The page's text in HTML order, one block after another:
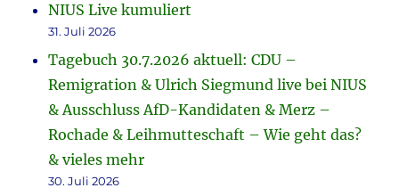
NIUS Live kumuliert
31. Juli 2026
Tagebuch 30.7.2026 aktuell: CDU –
Remigration & Ulrich Siegmund live bei NIUS
& Ausschluss AfD-Kandidaten & Merz –
Rochade & Leihmutteschaft – Wie geht das?
& vieles mehr
30. Juli 2026